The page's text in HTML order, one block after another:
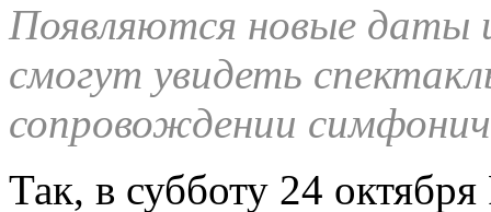
Появляются новые даты
смогут увидеть
сопровождении
Так, в субботу 24